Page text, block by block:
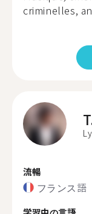
criminelles,
流暢
フランス語